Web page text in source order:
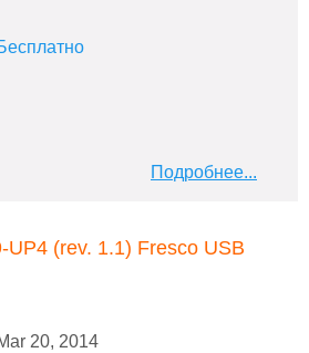
Подробнее...
UP4 (rev. 1.1) Fresco USB
20, 2014